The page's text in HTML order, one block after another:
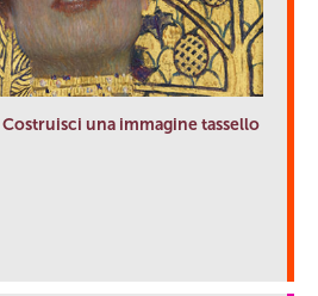
una immagine tassello